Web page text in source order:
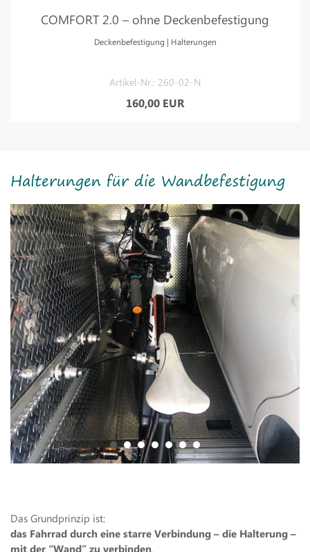
COMFORT 2.0 – ohne Deckenbefestigung
Deckenbefestigung | Halterungen
Artikel-Nr.: 260-02-N
160,00 EUR
Halterungen für die Wandbefestigung
1 2 3 4 5 6 7
Das Grundprinzip ist:
das Fahrrad durch eine starre Verbindung – die Halterung –
mit der “Wand” zu verbinden.